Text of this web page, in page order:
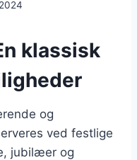
klassisk
og
ved festlige
jubilæer og